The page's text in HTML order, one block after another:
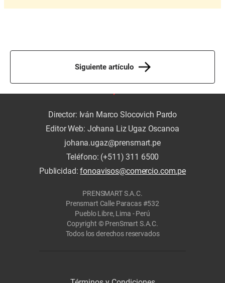
Siguiente artículo
Director: Iván Marco Slocovich Pardo
Editor Web: Johana Liz Ugaz Oscanoa
johana.ugaz@prensmart.pe
Teléfono: (+511) 311 6500
Publicidad:fonoavisos@comercio.com.pe
PRENSMART S.A.C.
Prensmart Calle Paracas #532
Pueblo Libre, Lima - Perú
Copyright © PrenSmart S.A.C.
Todos los derechos reservados